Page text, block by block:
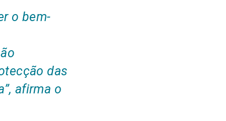
o bem-
das
, afirma o